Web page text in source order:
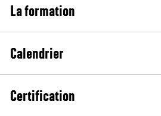
La formation
Calendrier
Certification